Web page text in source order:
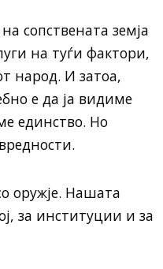
сопствената земја
на туѓи фактори,
народ. И затоа,
е да ја видиме
единство. Но
оружје. Нашата
за институции и за